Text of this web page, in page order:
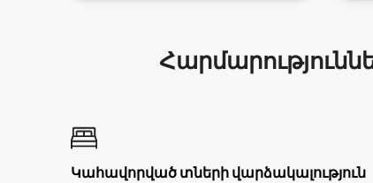
Կահավորված տների վարձակալություն